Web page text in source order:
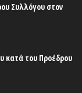
Συλλόγου στον
κατά του Προέδρου